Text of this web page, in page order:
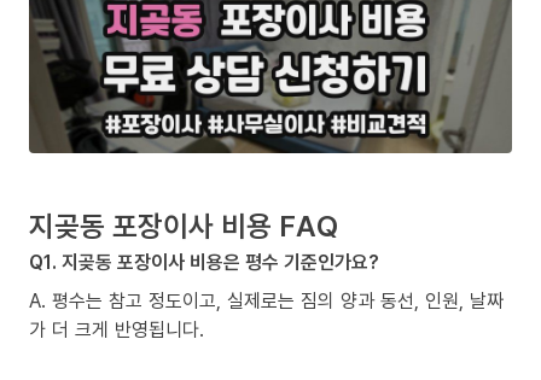
지곶동 포장이사 비용 FAQ
Q1. 지곶동 포장이사 비용은 평수 기준인가요?
A. 평수는 참고 정도이고, 실제로는 짐의 양과 동선, 인원, 날짜
가 더 크게 반영됩니다.